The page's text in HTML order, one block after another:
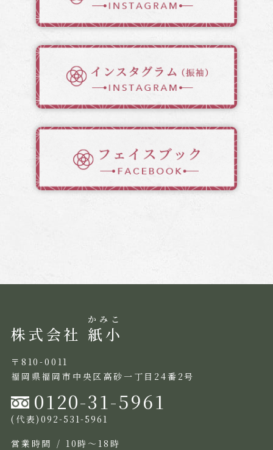
株式会社 紙小
〒810-0011
福岡県福岡市中央区高砂一丁目24番2号
0120-31-5961
(代表)092-531-5961
営業時間
10時～18時